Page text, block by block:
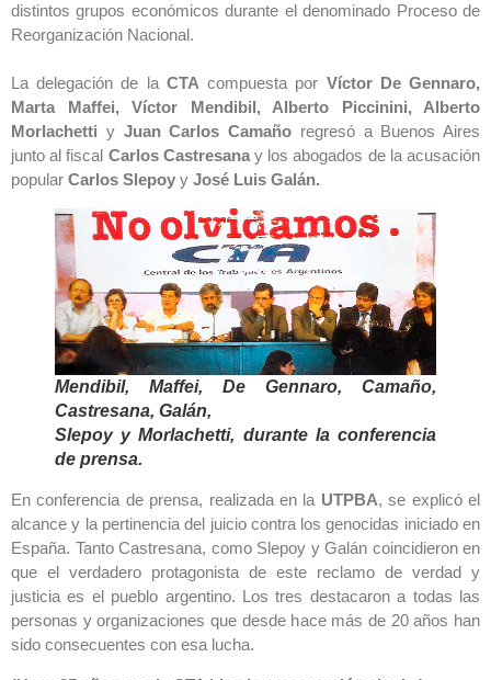
distintos grupos económicos durante el denominado Proceso de
Reorganización Nacional.
La delegación de la CTA compuesta por Víctor De Gennaro,
Marta Maffei, Víctor Mendibil, Alberto Piccinini, Alberto
Morlachetti y Juan Carlos Camaño regresó a Buenos Aires
junto al fiscal Carlos Castresanay los abogados de la acusación
popular Carlos Slepoy y José Luis Galán.
Mendibil, Maffei, De Gennaro, Camaño,
Castresana, Galán,
Slepoy y Morlachetti, durante la conferencia
de prensa.
En conferencia de prensa, realizada en la UTPBA, se explicó el
alcance y la pertinencia del juicio contra los genocidas iniciado en
España. Tanto Castresana, como Slepoy y Galán coincidieron en
que el verdadero protagonista de este reclamo de verdad y
justicia es el pueblo argentino. Los tres destacaron a todas las
personas y organizaciones que desde hace más de 20 años han
sido consecuentes con esa lucha.